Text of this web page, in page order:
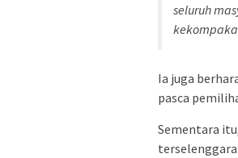
seluruh
Ia juga
pasca
Sementara